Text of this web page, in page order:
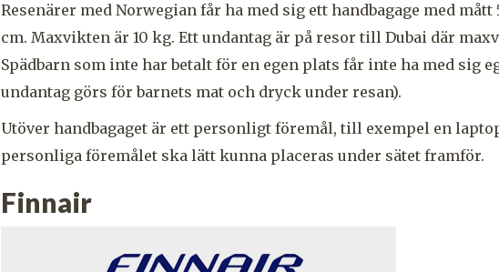
Resenärer med Norwegian får ha med sig ett handbagage med mått
cm. Maxvikten är 10 kg. Ett undantag är på resor till Dubai där
Spädbarn som inte har betalt för en egen plats får inte ha med sig
undantag görs för barnets mat och dryck under resan).
Utöver handbagaget är ett personligt föremål, till exempel en
personliga föremålet ska lätt kunna placeras under sätet framför.
Finnair